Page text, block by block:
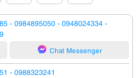
- 0984895050 - 0948024334 -
Chat Messenger
- 0988323241